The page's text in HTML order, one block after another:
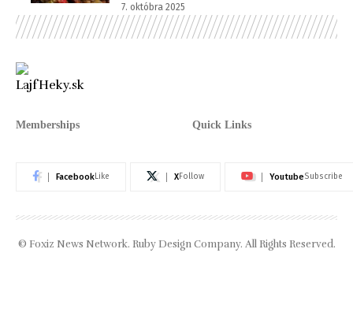
7. októbra 2025
Memberships Quick Links
FacebookLike XFollow YoutubeSubscribe
© Foxiz News Network. Ruby Design Company. All Rights Reserved.